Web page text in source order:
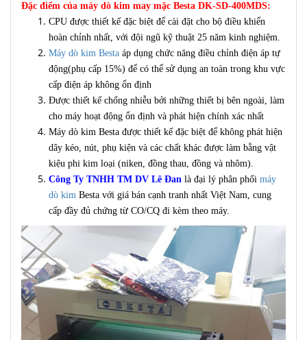
Đặc điểm của máy dò kim may mặc Besta DK-SD-400MDS:
CPU được thiết kế đặc biệt để cài đặt cho bộ điều khiển
hoàn chỉnh nhất, với đội ngũ kỹ thuật 25 năm kinh nghiệm.
Máy dò kim Besta áp dụng chức năng điều chỉnh điện áp tự
động(phụ cấp 15%) để có thể sử dụng an toàn trong khu vực
cấp điện áp không ổn định
Được thiết kế chống nhiễu bởi những thiết bị bên ngoài, làm
cho máy hoạt động ổn định và phát hiện chính xác nhất
Máy dò kim Besta được thiết kế đặc biệt để không phát hiện
dây kéo, nút, phụ kiện và các chất khác được làm bằng vật
kiệu phi kim loại (niken, đồng thau, đồng và nhôm).
Công Ty TNHH TM DV Lê Đan là đại lý phân phối máy
dò kim Besta với giá bán cạnh tranh nhất Việt Nam, cung
cấp đầy đủ chứng từ CO/CQ đi kèm theo máy.